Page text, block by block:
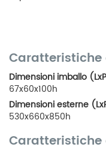
Dimensioni imballo
67x60x100h
Dimensioni esterne
530x660x850h